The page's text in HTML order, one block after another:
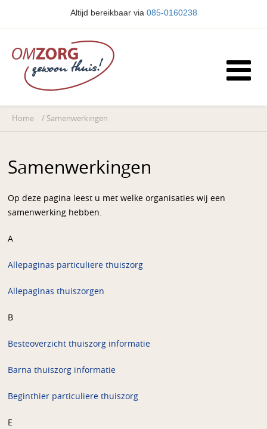
Altijd bereikbaar via 085-0160238
Home / Samenwerkingen
Samenwerkingen
Op deze pagina leest u met welke organisaties wij een
samenwerking hebben.
A
Allepaginas particuliere thuiszorg
Allepaginas thuiszorgen
B
Besteoverzicht thuiszorg informatie
Barna thuiszorg informatie
Beginthier particuliere thuiszorg
E